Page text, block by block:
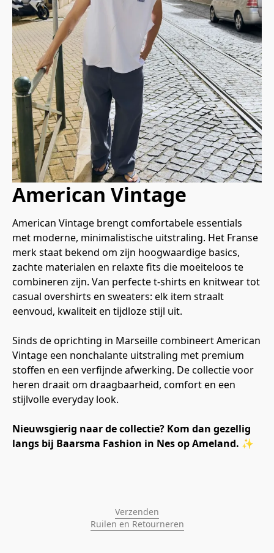
American Vintage
American Vintage brengt comfortabele essentials
met moderne, minimalistische uitstraling. Het Franse
merk staat bekend om zijn hoogwaardige basics,
zachte materialen en relaxte fits die moeiteloos te
combineren zijn. Van perfecte t-shirts en knitwear tot
casual overshirts en sweaters: elk item straalt
eenvoud, kwaliteit en tijdloze stijl uit.
Sinds de oprichting in Marseille combineert American
Vintage een nonchalante uitstraling met premium
stoffen en een verfijnde afwerking. De collectie voor
heren draait om draagbaarheid, comfort en een
stijlvolle everyday look.
Nieuwsgierig naar de collectie? Kom dan gezellig
langs bij Baarsma Fashion in Nes op Ameland. ✨
Verzenden
Ruilen en Retourneren